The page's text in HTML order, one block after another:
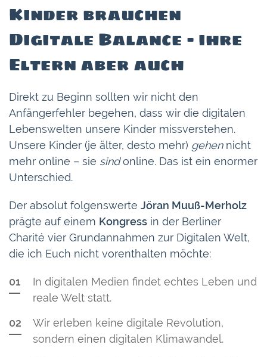
Kinder brauchen
Digitale Balance – ihre
Eltern aber auch
Direkt zu Beginn sollten wir nicht den
Anfängerfehler begehen, dass wir die digitalen
Lebenswelten unsere Kinder missverstehen.
Unsere Kinder (je älter, desto mehr) gehennicht
mehr online – sie sindonline. Das ist ein enormer
Unterschied.
Der absolut folgenswerte Jöran Muuß-Merholz
prägte auf einem Kongress in der Berliner
Charité vier Grundannahmen zur Digitalen Welt,
die ich Euch nicht vorenthalten möchte:
In digitalen Medien findet echtes Leben und
reale Welt statt.
Wir erleben keine digitale Revolution,
sondern einen digitalen Klimawandel.